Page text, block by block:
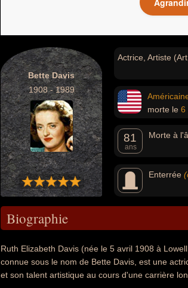
Bette Davis
1908 - 1989
Actrice, Artiste
morte le 6
81
ans
Morte à
Enterrée
Biographie
Ruth Elizabeth Davis (née le 5 avril 1908 à
connue sous le nom de Bette Davis, est une
et son talent artistique au cours d'une carrière